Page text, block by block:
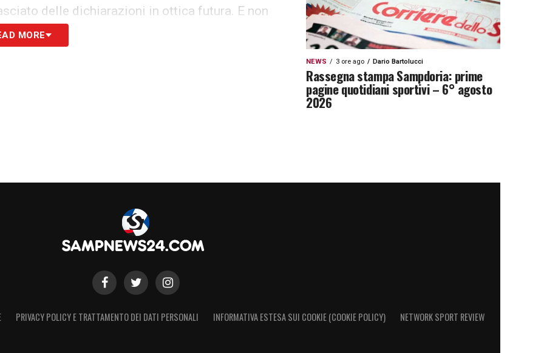
delle dichiarazioni in ottica futura. E non
“in penombra” interno alla società
MORE
NEWS 3 ore ago Dario Bartolucci
Rassegna stampa Sampdoria: prime
pagine quotidiani sportivi – 6° agosto
2026
PRIVACY POLICY E TRATTAMENTO DEI DATI PERSONALI INFORMATIVA ESTESA SUI COOKIE (COOKIE POLICY) NETWORK SPORT REVIEW